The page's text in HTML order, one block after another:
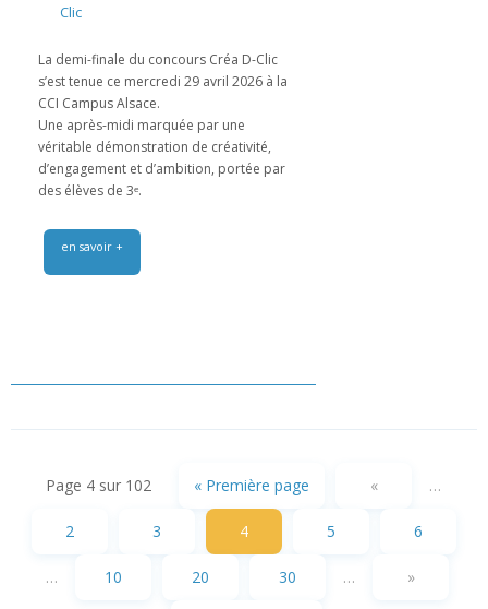
Clic
La demi-finale du concours Créa D-Clic
s’est tenue ce mercredi 29 avril 2026 à la
CCI Campus Alsace.
Une après-midi marquée par une
véritable démonstration de créativité,
d’engagement et d’ambition, portée par
des élèves de 3ᵉ.
en savoir +
Page 4 sur 102 « Première page « …
2 3 4 5 6
… 10 20 30 … »